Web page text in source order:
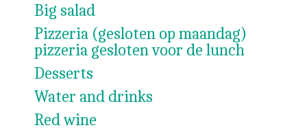
Big salad
Pizzeria (gesloten op maandag)
pizzeria gesloten voor de lunch
Desserts
Water and drinks
Red wine